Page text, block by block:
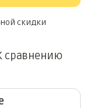
скидки
сравнению